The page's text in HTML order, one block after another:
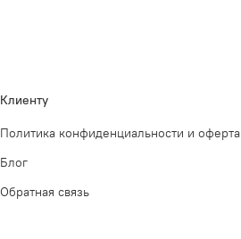
Клиенту
Политика конфиденциальности и оферта
Блог
Обратная связь